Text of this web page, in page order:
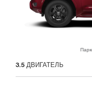
3.5 ДВИГАТЕЛЬ